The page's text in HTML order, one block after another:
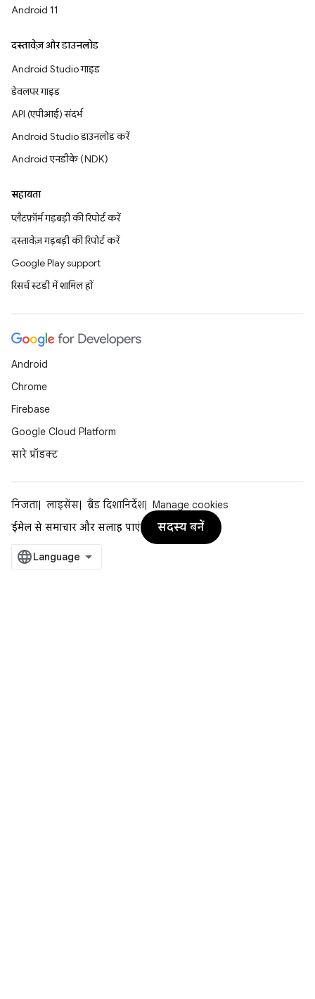
Android 11
दस्तावेज़ और डाउनलोड
Android Studio गाइड
डेवलपर गाइड
API (एपीआई) संदर्भ
Android Studio डाउनलोड करें
Android एनडीके (NDK)
सहायता
प्लैटफ़ॉर्म गड़बड़ी की रिपोर्ट करें
दस्तावेज़ गड़बड़ी की रिपोर्ट करें
Google Play support
रिसर्च स्टडी में शामिल हों
Android
Chrome
Firebase
Google Cloud Platform
सारे प्रॉडक्ट
निजता लाइसेंस ब्रैंड दिशानिर्देश
Manage cookies
ईमेल से समाचार और सलाह पाएं
सदस्य बनें